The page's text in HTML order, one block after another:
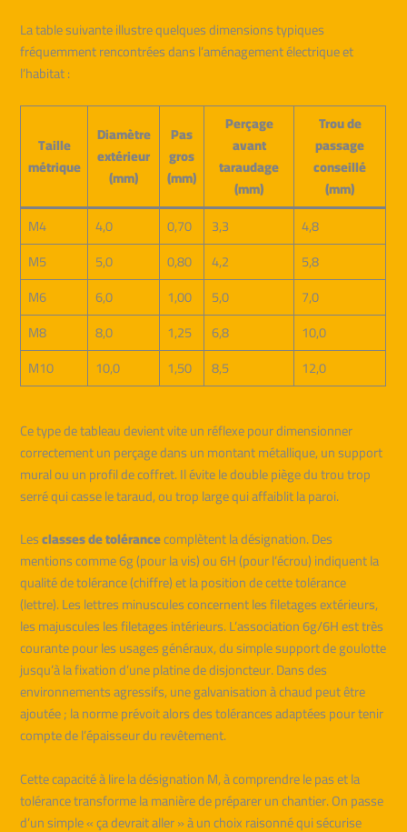
La table suivante illustre quelques dimensions typiques
fréquemment rencontrées dans l’aménagement électrique et
l’habitat :
Taille
métrique
Diamètre
extérieur
(mm)
Pas
gros
(mm)
Perçage
avant
taraudage
(mm)
Trou de
passage
conseillé
(mm)
M4
4,0 0,70 3,3
4,8
M5
5,0 0,80 4,2
5,8
M6
6,0 1,00 5,0
7,0
M8
8,0 1,25 6,8
10,0
M10
10,0 1,50 8,5 12,0
Ce type de tableau devient vite un réflexe pour dimensionner
correctement un perçage dans un montant métallique, un support
mural ou un profil de coffret. Il évite le double piège du trou trop
serré qui casse le taraud, ou trop large qui affaiblit la paroi.
Lesclasses de tolérancecomplètent la désignation. Des
mentions comme 6g (pour la vis) ou 6H (pour l’écrou) indiquent la
qualité de tolérance (chiffre) et la position de cette tolérance
(lettre). Les lettres minuscules concernent les filetages extérieurs,
les majuscules les filetages intérieurs. L’association 6g/6H est très
courante pour les usages généraux, du simple support de goulotte
jusqu’à la fixation d’une platine de disjoncteur. Dans des
environnements agressifs, une galvanisation à chaud peut être
ajoutée ; la norme prévoit alors des tolérances adaptées pour tenir
compte de l’épaisseur du revêtement.
Cette capacité à lire la désignation M, à comprendre le pas et la
tolérance transforme la manière de préparer un chantier. On passe
d’un simple « ça devrait aller » à un choix raisonné qui sécurise